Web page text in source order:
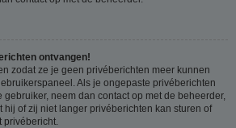
ontvangen!
zodat ze je geen privéberichten meer kunnen
Als je ongepaste privéberichten
neem dan contact op met de beheerder,
hij of zij niet langer privéberichten kan sturen of